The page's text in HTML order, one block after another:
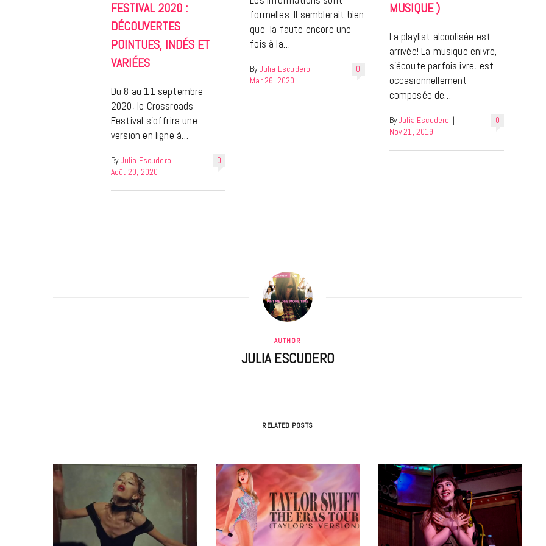
FESTIVAL 2020 :
DÉCOUVERTES
POINTUES, INDÉS ET
VARIÉES
Du 8 au 11 septembre
2020, le Crossroads
Festival s’offrira une
version en ligne à…
0
By Julia Escudero |
Août 20, 2020
formelles. Il semblerait bien
que, la faute encore une
fois à la…
0
ByJulia Escudero |
Mar 26, 2020
MUSIQUE )
La playlist alcoolisée est
arrivée! La musique enivre,
s’écoute parfois ivre, est
occasionnellement
composée de…
0
ByJulia Escudero |
Nov 21, 2019
AUTHOR
JULIA ESCUDERO
RELATED POSTS
Gainsbourg, toute une vie :
documentaire plus Ginsburg que